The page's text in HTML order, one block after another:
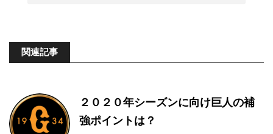
関連記事
２０２０年シーズンに向け巨人の補
強ポイントは？